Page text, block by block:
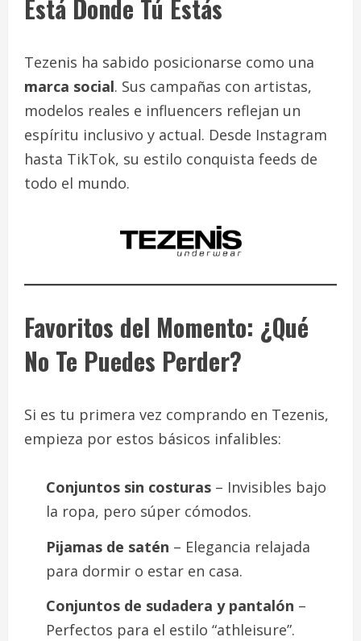
Está Donde Tú Estás
Tezenis ha sabido posicionarse como una
marca social. Sus campañas con artistas,
modelos reales e influencers reflejan un
espíritu inclusivo y actual. Desde Instagram
hasta TikTok, su estilo conquista feeds de
todo el mundo.
Favoritos del Momento: ¿Qué
No Te Puedes Perder?
Si es tu primera vez comprando en Tezenis,
empieza por estos básicos infalibles:
Conjuntos sin costuras – Invisibles bajo
la ropa, pero súper cómodos.
Pijamas de satén – Elegancia relajada
para dormir o estar en casa.
Conjuntos de sudadera y pantalón –
Perfectos para el estilo “athleisure”.